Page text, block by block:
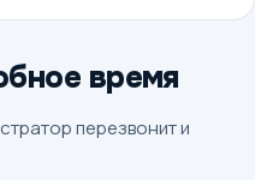
время
перезвонит и